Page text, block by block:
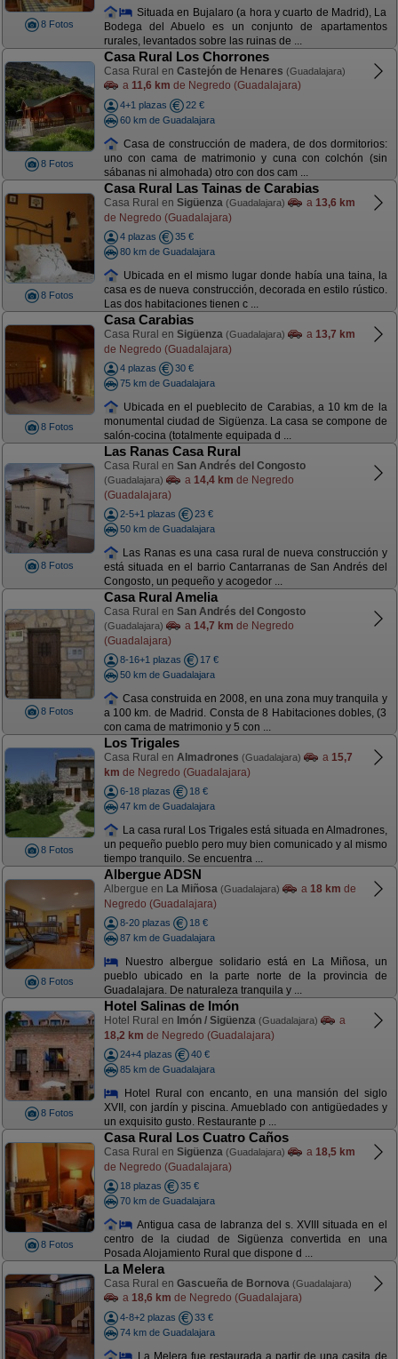
8 Fotos
Situada en Bujalaro (a hora y cuarto de Madrid), La
Bodega del Abuelo es un conjunto de apartamentos
rurales, levantados sobre las ruinas de ...
8 Fotos
Casa Rural Los Chorrones
Casa Rural en Castejón de Henares (Guadalajara)
a 11,6 km de Negredo (Guadalajara)
4+1 plazas
22 €
60 km de Guadalajara
Casa de construcción de madera, de dos dormitorios:
uno con cama de matrimonio y cuna con colchón (sin
sábanas ni almohada) otro con dos cam ...
8 Fotos
Casa Rural Las Tainas de Carabias
Casa Rural en Sigüenza (Guadalajara) a 13,6 km
de Negredo (Guadalajara)
4 plazas
35 €
80 km de Guadalajara
Ubicada en el mismo lugar donde había una taina, la
casa es de nueva construcción, decorada en estilo rústico.
Las dos habitaciones tienen c ...
8 Fotos
Casa Carabias
Casa Rural en Sigüenza (Guadalajara) a 13,7 km
de Negredo (Guadalajara)
4 plazas
30 €
75 km de Guadalajara
Ubicada en el pueblecito de Carabias, a 10 km de la
monumental ciudad de Sigüenza. La casa se compone de
salón-cocina (totalmente equipada d ...
8 Fotos
Las Ranas Casa Rural
Casa Rural en San Andrés del Congosto
(Guadalajara) a 14,4 km de Negredo
(Guadalajara)
2-5+1 plazas
23 €
50 km de Guadalajara
Las Ranas es una casa rural de nueva construcción y
está situada en el barrio Cantarranas de San Andrés del
Congosto, un pequeño y acogedor ...
8 Fotos
Casa Rural Amelia
Casa Rural en San Andrés del Congosto
(Guadalajara) a 14,7 km de Negredo
(Guadalajara)
8-16+1 plazas
17 €
50 km de Guadalajara
Casa construida en 2008, en una zona muy tranquila y
a 100 km. de Madrid. Consta de 8 Habitaciones dobles, (3
con cama de matrimonio y 5 con ...
8 Fotos
Los Trigales
Casa Rural en Almadrones (Guadalajara) a 15,7
km de Negredo (Guadalajara)
6-18 plazas
18 €
47 km de Guadalajara
La casa rural Los Trigales está situada en Almadrones,
un pequeño pueblo pero muy bien comunicado y al mismo
tiempo tranquilo. Se encuentra ...
8 Fotos
Albergue ADSN
Albergue en La Miñosa (Guadalajara) a 18 km de
Negredo (Guadalajara)
8-20 plazas
18 €
87 km de Guadalajara
Nuestro albergue solidario está en La Miñosa, un
pueblo ubicado en la parte norte de la provincia de
Guadalajara. De naturaleza tranquila y ...
8 Fotos
Hotel Salinas de Imón
Hotel Rural en Imón / Sigüenza (Guadalajara)
a
18,2 km de Negredo (Guadalajara)
24+4 plazas
40 €
85 km de Guadalajara
Hotel Rural con encanto, en una mansión del siglo
XVII, con jardín y piscina. Amueblado con antigüedades y
un exquisito gusto. Restaurante p ...
8 Fotos
Casa Rural Los Cuatro Caños
Casa Rural en Sigüenza (Guadalajara) a 18,5 km
de Negredo (Guadalajara)
18 plazas
35 €
70 km de Guadalajara
Antigua casa de labranza del s. XVIII situada en el
centro de la ciudad de Sigüenza convertida en una
Posada Alojamiento Rural que dispone d ...
La Melera
Casa Rural en Gascueña de Bornova (Guadalajara)
a 18,6 km de Negredo (Guadalajara)
4-8+2 plazas
33 €
74 km de Guadalajara
La Melera fue restaurada a partir de una casita de